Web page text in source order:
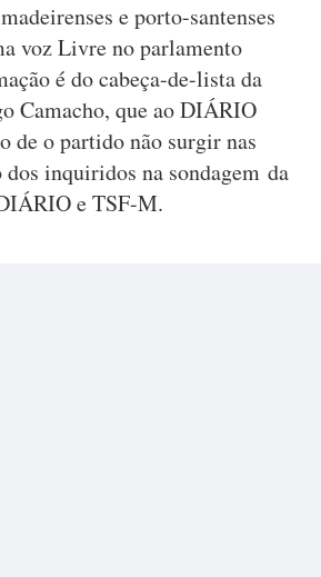
e porto-santenses
voz Livre no parlamento
é do cabeça-de-lista da
Camacho, que ao DIÁRIO
de o partido não surgir nas
dos inquiridos na sondagem da
e TSF-M.